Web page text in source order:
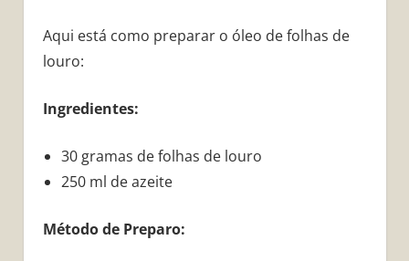
Aqui está como preparar o óleo de folhas de
louro:
Ingredientes:
30 gramas de folhas de louro
250 ml de azeite
Método de Preparo: